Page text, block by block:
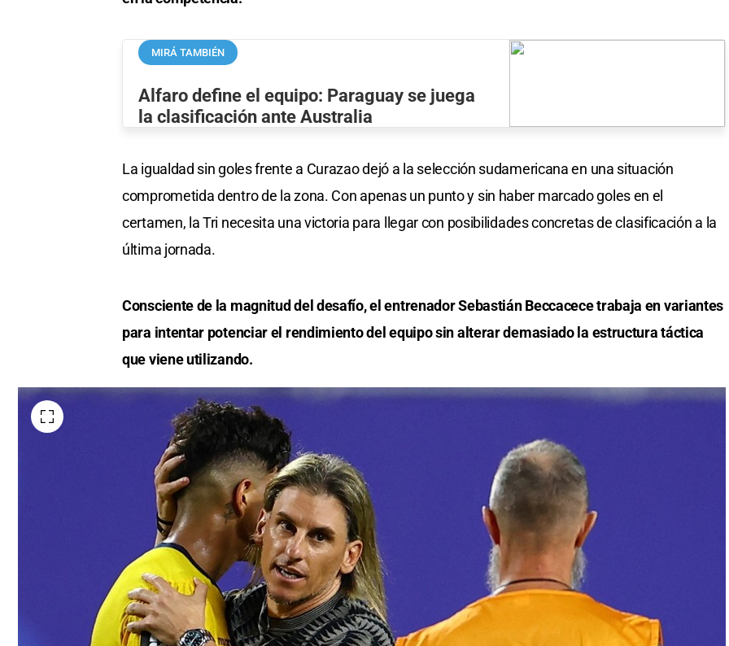
MIRÁ TAMBIÉN
Alfaro define el equipo: Paraguay se juega
la clasificación ante Australia
La igualdad sin goles frente a Curazao dejó a la selección sudamericana en una situación
comprometida dentro de la zona. Con apenas un punto y sin haber marcado goles en el
certamen, la Tri necesita una victoria para llegar con posibilidades concretas de clasificación a la
última jornada.
Consciente de la magnitud del desafío, el entrenador Sebastián Beccacece trabaja en variantes
para intentar potenciar el rendimiento del equipo sin alterar demasiado la estructura táctica
que viene utilizando.